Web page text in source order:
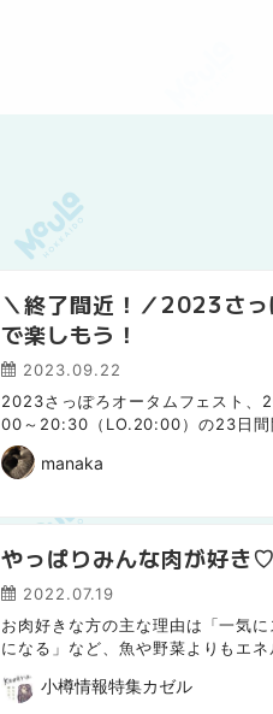
＼終了間近！／2023さ
で楽しもう！
2023.09.22
2023さっぽろオータムフェスト
00～20:30（LO.20:00）の23日間
う行かれたかたも多いかと思いま
manaka
やっぱりみんな肉が好き
2022.07.19
お肉好きな方の主な理由は「一気
になる」など、魚や野菜よりもエ
多く、「お肉＝元気の源」と捉え
小樽情報特集カゼル